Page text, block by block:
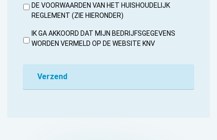
DE VOORWAARDEN VAN HET HUISHOUDELIJK
REGLEMENT (ZIE HIERONDER)
IK GA AKKOORD DAT MIJN BEDRIJFSGEGEVENS
WORDEN VERMELD OP DE WEBSITE KNV